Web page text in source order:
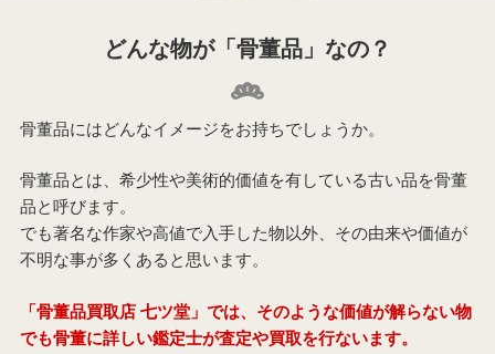
どんな物が「骨董品」なの？
骨董品にはどんなイメージをお持ちでしょうか。
骨董品とは、希少性や美術的価値を有している古い品を骨董
品と呼びます。
でも著名な作家や高値で入手した物以外、その由来や価値が
不明な事が多くあると思います。
「骨董品買取店 七ツ堂」では、そのような価値が解らない物
でも骨董に詳しい鑑定士が査定や買取を行ないます。